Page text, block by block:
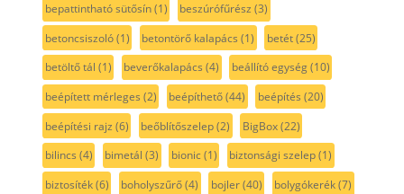
bepattintható sütősín(1) beszúrófűrész (3)
betoncsiszoló(1) betontörő kalapács (1) betét(25)
betöltő tál (1) beverőkalapács (4) beállító egység(10)
beépített mérleges (2) beépíthető(44) beépítés (20)
beépítési rajz (6) beőblítőszelep(2) BigBox(22)
bilincs (4) bimetál (3) bionic(1) biztonsági szelep(1)
biztosíték(6) boholyszűrő(4) bojler(40) bolygókerék(7)